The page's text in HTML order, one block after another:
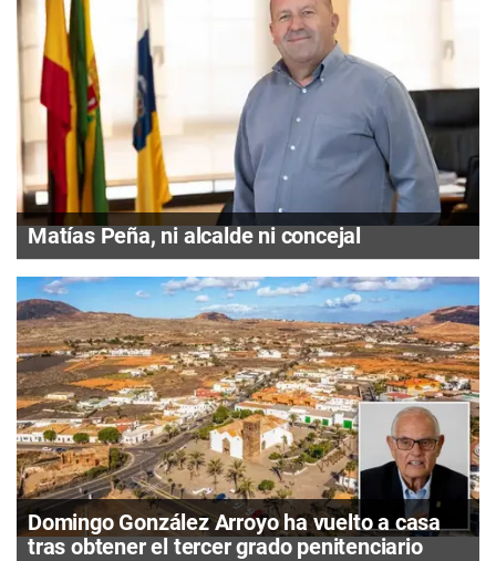
Matías Peña, ni alcalde ni concejal
Domingo González Arroyo ha vuelto a casa
tras obtener el tercer grado penitenciario